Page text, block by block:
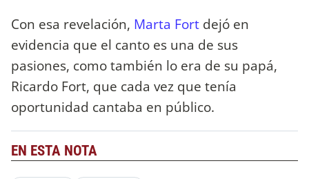
Con esa revelación, Marta Fort dejó en
evidencia que el canto es una de sus
pasiones, como también lo era de su papá,
Ricardo Fort, que cada vez que tenía
oportunidad cantaba en público.
EN ESTA NOTA